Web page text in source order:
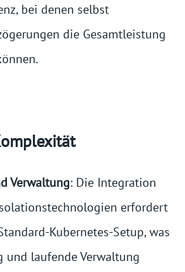
bei denen selbst
die Gesamtleistung
Verwaltung: Die Integration
erfordert
Kubernetes-Setup, was
und laufende Verwaltung